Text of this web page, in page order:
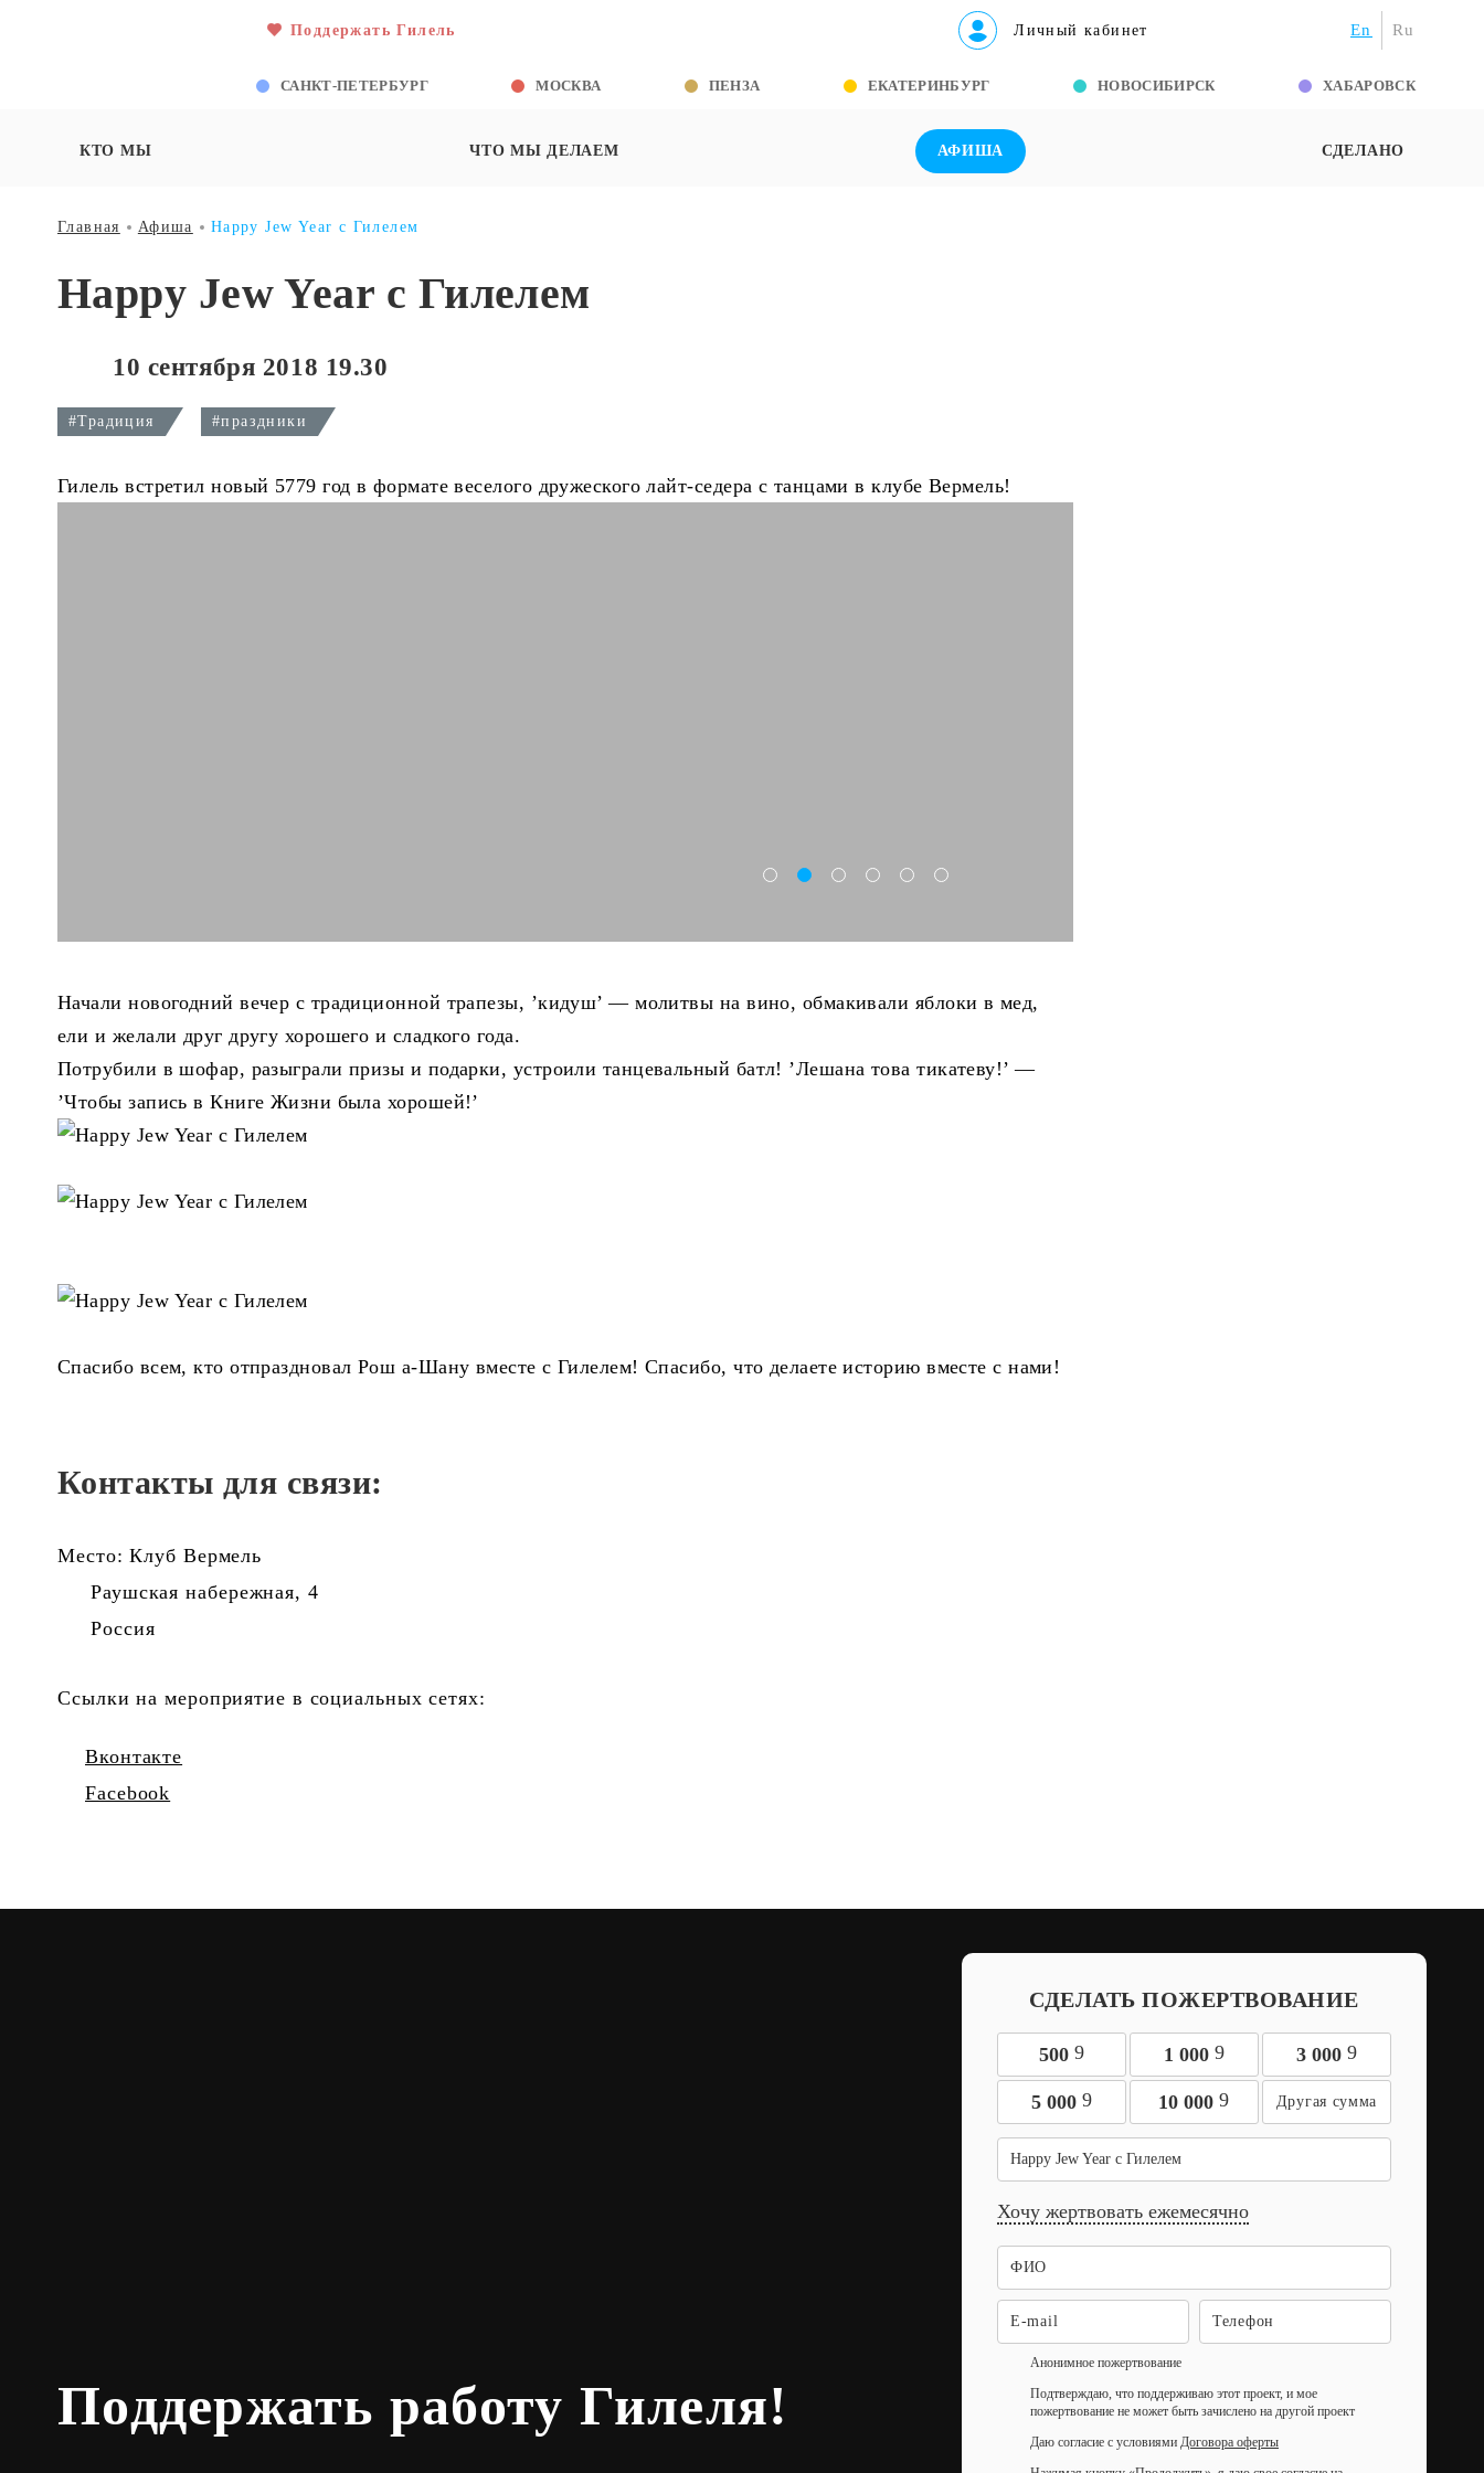
Поддержать Гилель Личный кабинет En Ru
САНКТ-ПЕТЕРБУРГ МОСКВА ПЕНЗА ЕКАТЕРИНБУРГ НОВОСИБИРСК ХАБАРОВСК
КТО МЫ ЧТО МЫ ДЕЛАЕМ АФИША СДЕЛАНО
Главная Афиша Happy Jew Year с Гилелем
Happy Jew Year с Гилелем
10 сентября 2018 19.30
#Традиция #праздники
Гилель встретил новый 5779 год в формате веселого дружеского лайт-седера с танцами в клубе Вермель!
Начали новогодний вечер с традиционной трапезы, ’кидуш’ — молитвы на вино, обмакивали яблоки в мед,
ели и желали друг другу хорошего и сладкого года.
Потрубили в шофар, разыграли призы и подарки, устроили танцевальный батл! ’Лешана това тикатеву!’ —
’Чтобы запись в Книге Жизни была хорошей!’
Спасибо всем, кто отпраздновал Рош а-Шану вместе с Гилелем! Спасибо, что делаете историю вместе с нами!
Контакты для связи:
Место: Клуб Вермель
Раушская набережная, 4
Россия
Ссылки на мероприятие в социальных сетях:
Вконтакте
Facebook
Поддержать работу Гилеля!
СДЕЛАТЬ ПОЖЕРТВОВАНИЕ
500 9 1 000 9 3 000 9
5 000 9 10 0009
Happy Jew Year с Гилелем
Хочу жертвовать ежемесячно
Анонимное пожертвование
Подтверждаю, что поддерживаю этот проект, и мое
пожертвование не может быть зачислено на другой проект
Даю согласие с условиями Договора оферты